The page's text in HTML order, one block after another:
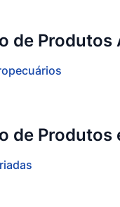
de Produtos
de Produtos